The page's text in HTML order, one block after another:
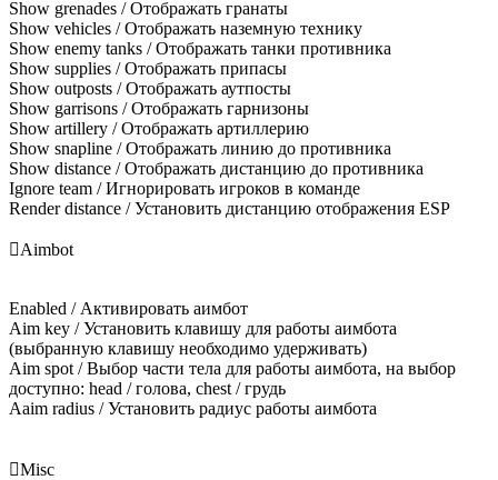
Show grenades / Отображать гранаты
Show vehicles / Отображать наземную технику
Show enemy tanks / Отображать танки противника
Show supplies / Отображать припасы
Show outposts / Отображать аутпосты
Show garrisons / Отображать гарнизоны
Show artillery / Отображать артиллерию
Show snapline / Отображать линию до противника
Show distance / Отображать дистанцию до противника
Ignore team / Игнорировать игроков в команде
Render distance / Установить дистанцию отображения ESP
Aimbot
Enabled / Активировать аимбот
Aim key / Установить клавишу для работы аимбота
(выбранную клавишу необходимо удерживать)
Aim spot / Выбор части тела для работы аимбота, на выбор
доступно: head / голова, chest / грудь
Aaim radius / Установить радиус работы аимбота
Misc